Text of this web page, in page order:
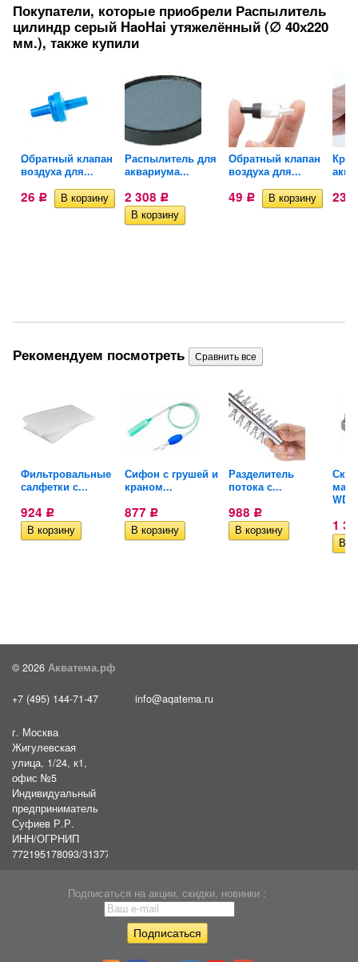
Покупатели, которые приобрели Распылитель
цилиндр серый HaoHai утяжелённый (∅ 40х220
мм.), также купили
Обратный клапан
воздуха для...
26 Р
Распылитель для
аквариума...
2 308 Р
Обратный клапан
воздуха для...
49 Р 23
Рекомендуем посмотреть
Фильтровальные
салфетки с...
924 Р
Сифон с грушей и
краном...
877 Р
Разделитель
потока с...
988 Р
WD...
1
© 2026 Акватема.рф
+7 (495) 144-71-47 info@aqatema.ru
г. Москва
Жигулевская
улица, 1/24, к1,
офис №5
Индивидуальный
предприниматель
Суфиев Р.Р.
ИНН/ОГРНИП
772195178093/31377461610054
Подписаться на акции, скидки, новинки :